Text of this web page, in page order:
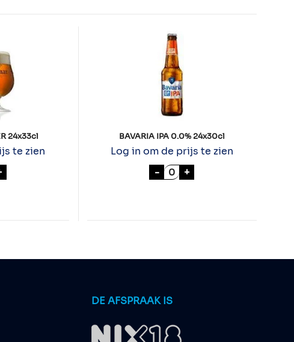
24x33cl
te zien
PILSENER 24x33cl aantal
BAVARIA IPA 0.0% 24x30cl
Log in om de prijs te zien
- BAVARIA IPA 0.0%
+
DE AFSPRAAK IS